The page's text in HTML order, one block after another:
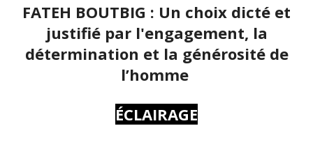
FATEH BOUTBIG : Un choix dicté et
justifié par l'engagement, la
détermination et la générosité de
l’homme
ÉCLAIRAGE